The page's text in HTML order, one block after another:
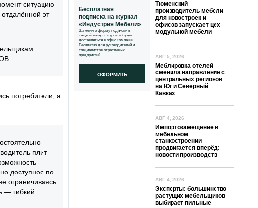
ситуацию
от
потребители, а
плит —
доступнее по
ограничиваясь
— гибкий
Бесплатная
подписка на журнал
«Индустрия Мебели»
Заполните форму подписки и
каждый выпуск журнала будет
доставляться в офис компании.
Бесплатно для руководителей и
специалистов отраслевых
предприятий.
ОФОРМИТЬ
Тюменский
производитель мебели
для новостроек и
офисов запускает цех
модульной мебели
АВГ 5, 2026
Меблировка отелей
сменила направление с
центральных регионов
на Юг и Северный
Кавказ
АВГ 4, 2026
Импортозамещение в
мебельном
станкостроении
продвигается вперёд:
новости производств
АВГ 4, 2026
Эксперты: большинство
растущих мебельщиков
выбирает пильные